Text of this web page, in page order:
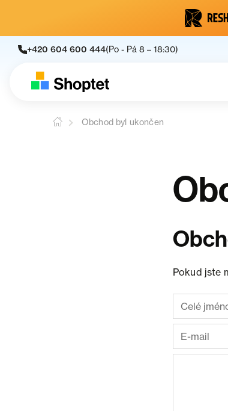
+420 604 600 444(Po - Pá 8 – 18:30)
Obchod byl ukončen
Pokud jste